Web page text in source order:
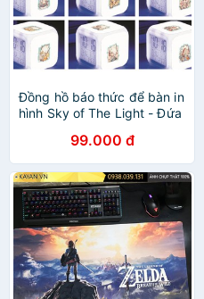
Đồng hồ báo thức để bàn in
hình Sky of The Light - Đứa
99.000 đ